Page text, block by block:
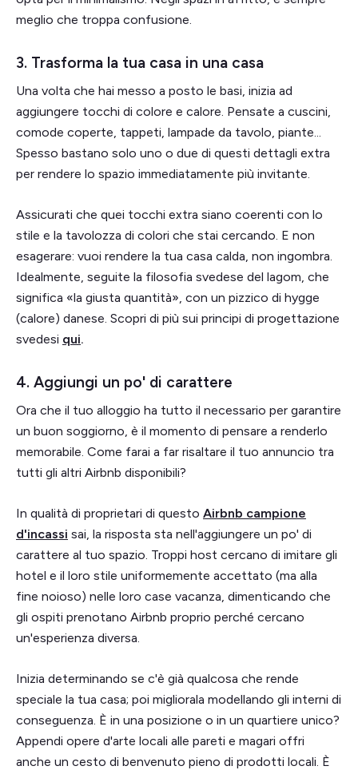
meglio che troppa confusione.
3. Trasforma la tua casa in una casa
Una volta che hai messo a posto le basi, inizia ad
aggiungere tocchi di colore e calore. Pensate a cuscini,
comode coperte, tappeti, lampade da tavolo, piante...
Spesso bastano solo uno o due di questi dettagli extra
per rendere lo spazio immediatamente più invitante.
Assicurati che quei tocchi extra siano coerenti con lo
stile e la tavolozza di colori che stai cercando. E non
esagerare: vuoi rendere la tua casa calda, non ingombra.
Idealmente, seguite la filosofia svedese del lagom, che
significa «la giusta quantità», con un pizzico di hygge
(calore) danese. Scopri di più sui principi di progettazione
svedesi qui.
4. Aggiungi un po' di carattere
Ora che il tuo alloggio ha tutto il necessario per garantire
un buon soggiorno, è il momento di pensare a renderlo
memorabile. Come farai a far risaltare il tuo annuncio tra
tutti gli altri Airbnb disponibili?
In qualità di proprietari di questo Airbnb campione
d'incassi sai, la risposta sta nell'aggiungere un po' di
carattere al tuo spazio. Troppi host cercano di imitare gli
hotel e il loro stile uniformemente accettato (ma alla
fine noioso) nelle loro case vacanza, dimenticando che
gli ospiti prenotano Airbnb proprio perché cercano
un'esperienza diversa.
Inizia determinando se c'è già qualcosa che rende
speciale la tua casa; poi migliorala modellando gli interni di
conseguenza. È in una posizione o in un quartiere unico?
Appendi opere d'arte locali alle pareti e magari offri
anche un cesto di benvenuto pieno di prodotti locali. È